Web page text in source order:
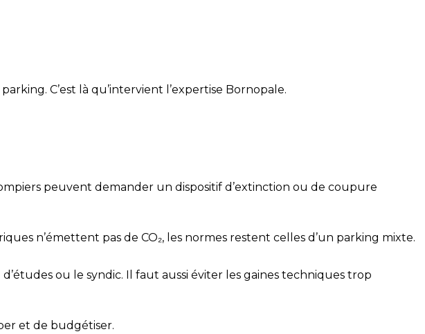
C’est là qu’intervient l’expertise Bornopale.
peuvent demander un dispositif d’extinction ou de coupure
n’émettent pas de CO₂, les normes restent celles d’un parking mixte.
ou le syndic. Il faut aussi éviter les gaines techniques trop
et de budgétiser.